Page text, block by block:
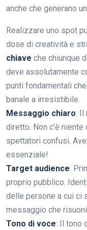
anche che generano
Realizzare uno spot
dose di creatività e
chiave che chiunque
deve assolutamente
punti fondamentali
banale a irresistibile.
Messaggio chiaro: Il
diretto. Non c’è
spettatori confusi.
essenziale!
Target audience:
proprio pubblico.
delle persone a cui ci
messaggio che
Tono di voce: Il tono